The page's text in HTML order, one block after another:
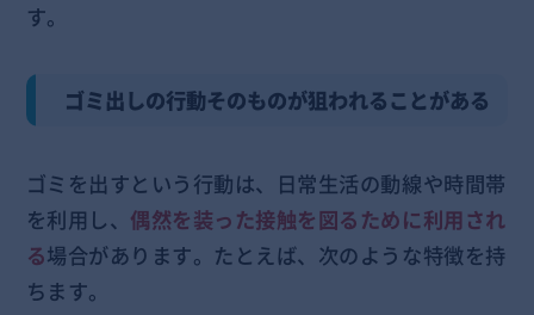
す。
ゴミ出しの行動そのものが狙われることがある
ゴミを出すという行動は、日常生活の動線や時間帯
を利用し、 偶然を装った接触を図るために利用され
る場合があります。たとえば、次のような特徴を持
ちます。